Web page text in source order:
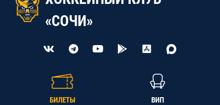
«СОЧИ»
БИЛЕТЫ ВИП